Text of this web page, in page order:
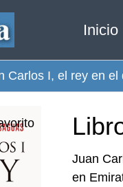
Inicio
Carlos I, el rey en el
Juan
en